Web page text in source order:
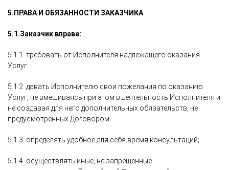
5. ПРАВА И ОБЯЗАННОСТИ ЗАКАЗЧИКА
5.1.Заказчик вправе:
5.1.1. требовать от Исполнителя надлежащего оказания
Услуг.
5.1.2. давать Исполнителю свои пожелания по оказанию
Услуг, не вмешиваясь при этом в деятельность Исполнителя и
не создавая для него дополнительных обязательств, не
предусмотренных Договором.
5.1.3. определять удобное для себя время консультаций;
5.1.4. осуществлять иные, не запрещенные